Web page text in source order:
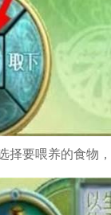
择要喂养的食物